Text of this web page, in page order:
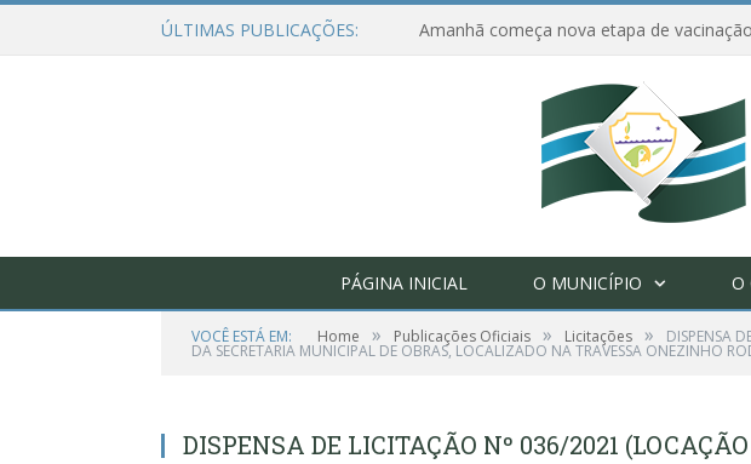
ÚLTIMAS PUBLICAÇÕES:
PÁGINA INICIAL O MUNICÍPIO O
VOCÊ ESTÁ EM: Home » Publicações Oficiais » Licitações » DISPENSA
DA SECRETARIA MUNICIPAL DE OBRAS, LOCALIZADO NA TRAVESSA ONEZINHO
DISPENSA DE LICITAÇÃO Nº 036/2021